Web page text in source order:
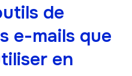
de
e-mails que
en